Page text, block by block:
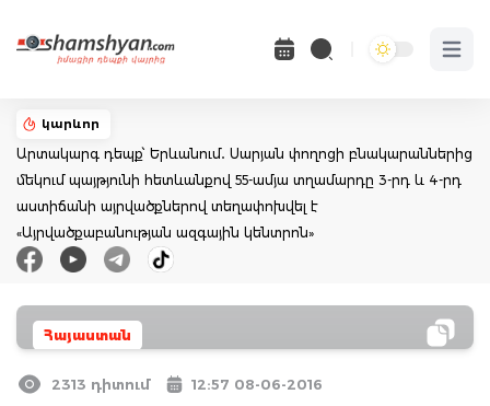
Open
կարևոր
Արտակարգ դեպք՝ Երևանում․ Սարյան փողոցի բնակարաններից
մեկում պայթյունի հետևանքով 55-ամյա տղամարդը 3-րդ և 4-րդ
աստիճանի այրվածքներով տեղափոխվել է
«Այրվածքաբանության ազգային կենտրոն»
Հայաստան
2313 դիտում 12:57 08-06-2016